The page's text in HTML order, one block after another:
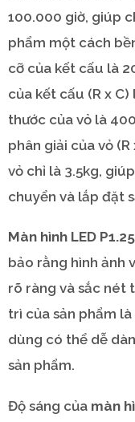
100.000 giờ, giúp
phẩm một cách
cỡ của kết cấu là
của kết cấu (R x
thước của vỏ là
phân giải của vỏ
vỏ chỉ là 3.5kg,
chuyển và lắp đặt
Màn hình LED P1.25
bảo rằng hình ảnh
rõ ràng và sắc nét
trì của sản phẩm
dùng có thể dễ
sản phẩm.
Độ sáng của màn